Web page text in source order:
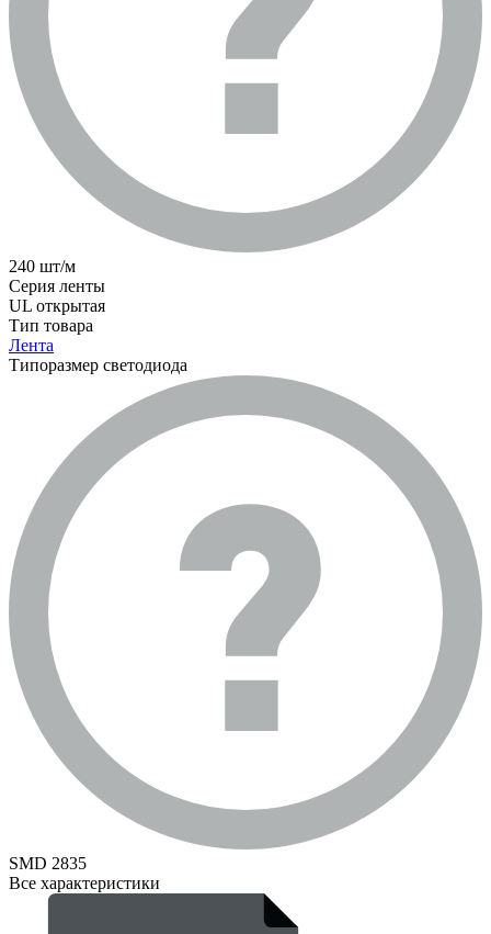
240 шт/м
Серия ленты
UL открытая
Тип товара
Лента
Типоразмер светодиода
SMD 2835
Все характеристики